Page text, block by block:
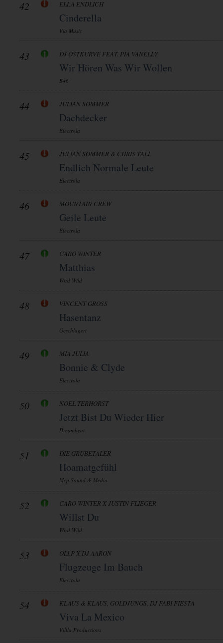
42 ELLA ENDLICH
Cinderella
Via Music
43 DJ OSTKURVE FEAT. PIA VANELLY
Wir Hören Was Wir Wollen
B46
44 JULIAN SOMMER
Dachdecker
Electrola
45 JULIAN SOMMER & CHRIS TALL
Endlich Normale Leute
Electrola
46 MOUNTAIN CREW
Geile Leute
Electrola
47 CARO WINTER
Matthias
Wird Wild
48 VINCENT GROSS
Hasentanz
Geschlagert
49 MIA JULIA
Bonnie & Clyde
Electrola
50 NOEL TERHORST
Jetzt Bist Du Wieder Hier
Dreambeat
51 DIE GRUBETALER
Hoamatgefühl
Mcp Sound & Media
52 CARO WINTER X JUSTIN FLIEGER
Willst Du
Wird Wild
53 OLI.P X DJ AARON
Flugzeuge Im Bauch
Electrola
54 KLAUS & KLAUS, GOLDJUNGS, DJ FABI FIESTA
Viva La Mexico
Villla Productions